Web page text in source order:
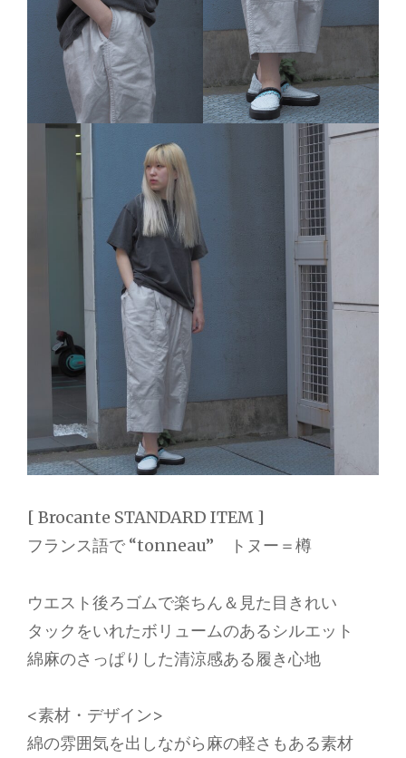
[ Brocante STANDARD ITEM ]
フランス語で “tonneau” トヌー＝樽
ウエスト後ろゴムで楽ちん＆見た目きれい
タックをいれたボリュームのあるシルエット
綿麻のさっぱりした清涼感ある履き心地
<素材・デザイン>
綿の雰囲気を出しながら麻の軽さもある素材